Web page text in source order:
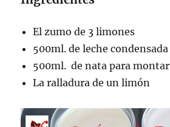
El zumo de 3 limones
500ml. de leche condensada
500ml. de nata para montar
La ralladura de un limón